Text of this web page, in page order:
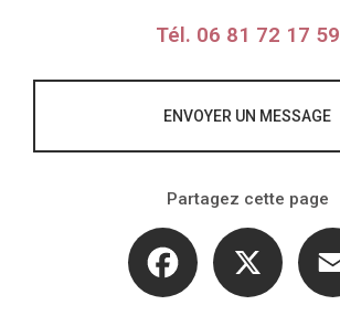
Tél. 06 81 72 17 59
ENVOYER UN MESSAGE
Partagez cette page
Facebook